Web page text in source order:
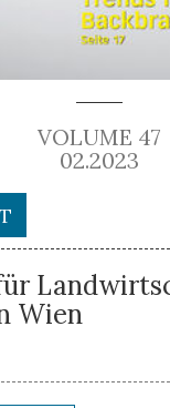
VOLUME 47
02.2023
Wien